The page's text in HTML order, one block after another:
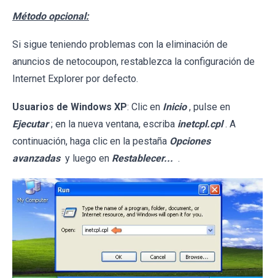
Método opcional:
Si sigue teniendo problemas con la eliminación de
anuncios de netocoupon, restablezca la configuración de
Internet Explorer por defecto.
Usuarios de Windows XP: Clic en Inicio , pulse en
Ejecutar ; en la nueva ventana, escriba inetcpl.cpl . A
continuación, haga clic en la pestaña Opciones
avanzadas y luego en Restablecer... .